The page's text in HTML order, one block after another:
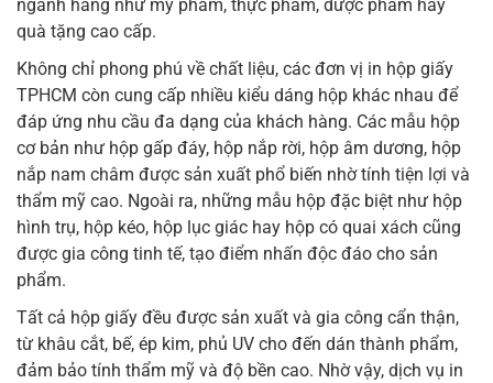
ngành hàng như mỹ phẩm, thực phẩm, dược phẩm hay
quà tặng cao cấp.
Không chỉ phong phú về chất liệu, các đơn vị in hộp giấy
TPHCM còn cung cấp nhiều kiểu dáng hộp khác nhau để
đáp ứng nhu cầu đa dạng của khách hàng. Các mẫu hộp
cơ bản như hộp gấp đáy, hộp nắp rời, hộp âm dương, hộp
nắp nam châm được sản xuất phổ biến nhờ tính tiện lợi và
thẩm mỹ cao. Ngoài ra, những mẫu hộp đặc biệt như hộp
hình trụ, hộp kéo, hộp lục giác hay hộp có quai xách cũng
được gia công tinh tế, tạo điểm nhấn độc đáo cho sản
phẩm.
Tất cả hộp giấy đều được sản xuất và gia công cẩn thận,
từ khâu cắt, bế, ép kim, phủ UV cho đến dán thành phẩm,
đảm bảo tính thẩm mỹ và độ bền cao. Nhờ vậy, dịch vụ in